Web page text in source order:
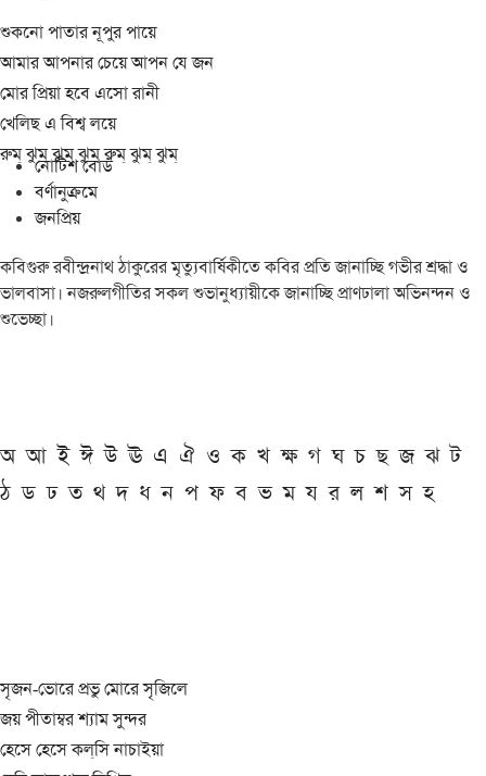
শুকনো পাতার নূপুর পায়ে
আমার আপনার চেয়ে আপন যে জন
মোর প্রিয়া হবে এসো রানী
খেলিছ এ বিশ্ব লয়ে
রুম্ ঝুম্ ঝুম্ ঝুম্ রুম্ ঝুম্ ঝুম্
নোটিশ বোর্ড
বর্ণানুক্রমে
জনপ্রিয়
কবিগুরু রবীন্দ্রনাথ ঠাকুরের মৃত্যুবার্ষিকীতে কবির প্রতি জানাচ্ছি গভীর শ্রদ্ধা ও
ভালবাসা। নজরুলগীতির সকল শুভানুধ্যায়ীকে জানাচ্ছি প্রাণঢালা অভিনন্দন ও
শুভেচ্ছা।
অ আ ই ঈ উ ঊ এ ঐ ও ক খ ক্ষ গ ঘ চ ছ জ ঝ ট
ঠ ড ঢ ত থ দ ধ ন প ফ ব ভ ম য র ল শ স হ
সৃজন-ভোরে প্রভু মোরে সৃজিলে
জয় পীতাম্বর শ্যাম সুন্দর
হেসে হেসে কল্‌সি নাচাইয়া